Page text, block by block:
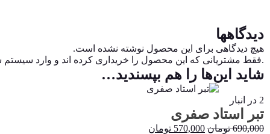
دیدگاهها
هیچ دیدگاهی برای این محصول نوشته نشده است.
.فقط مشتریانی که این محصول را خریداری کرده اند و وارد سیستم
شاید این‌ها را هم بپسندید…
2 در انبار
تبر استاد صفری
690,000 تومان قیمت
570,000 تومان